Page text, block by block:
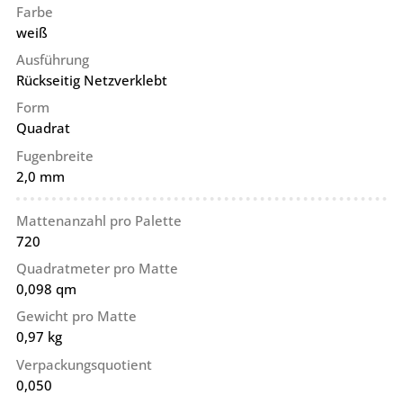
Farbe
weiß
Ausführung
Rückseitig Netzverklebt
Form
Quadrat
Fugenbreite
2,0 mm
Mattenanzahl pro Palette
720
Quadratmeter pro Matte
0,098 qm
Gewicht pro Matte
0,97 kg
Verpackungsquotient
0,050